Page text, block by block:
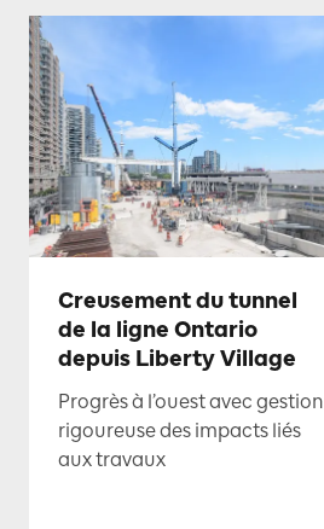
Creusement du tunnel
de la ligne Ontario
depuis Liberty Village
Progrès à l’ouest avec gestion
rigoureuse des impacts liés
aux travaux